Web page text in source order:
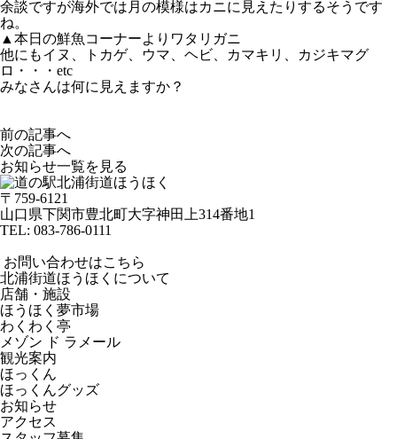
余談ですが海外では月の模様はカニに見えたりするそうです
ね。
▲本日の鮮魚コーナーよりワタリガニ
他にもイヌ、トカゲ、ウマ、ヘビ、カマキリ、カジキマグ
ロ・・・etc
みなさんは何に見えますか？
前の記事へ
次の記事へ
お知らせ一覧を見る
〒759-6121
山口県下関市豊北町大字神田上314番地1
TEL: 083-786-0111
お問い合わせはこちら
北浦街道ほうほくについて
店舗・施設
ほうほく夢市場
わくわく亭
メゾン ド ラメール
観光案内
ほっくん
ほっくんグッズ
お知らせ
アクセス